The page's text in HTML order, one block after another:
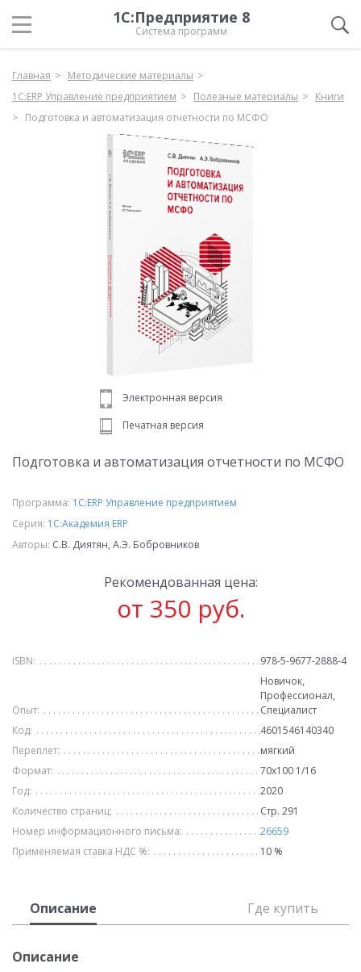
1С:Предприятие 8
Система программ
Главная
Методические материалы
1С:ERP Управление предприятием
Полезные материалы
Книги
Подготовка и автоматизация отчетности по МСФО
Подготовка и автоматизация отчетности по МСФО
Электронная версия
Печатная версия
Программа: 1С:ERP Управление предприятием
Серия: 1С:Академия ERP
Авторы: С.В. Диятян, А.Э. Бобровников
Рекомендованная цена:
от 350 руб.
ISBN: 978-5-9677-2888-4
Опыт:
Новичок,
Профессионал,
Специалист
Код:
4601546140340
Переплет:
мягкий
Формат:
70х100 1/16
Год:
2020
Количество страниц:
Стр. 291
Номер информационного письма:
26659
Применяемая ставка НДС %:
10 %
Описание Где купить
Описание